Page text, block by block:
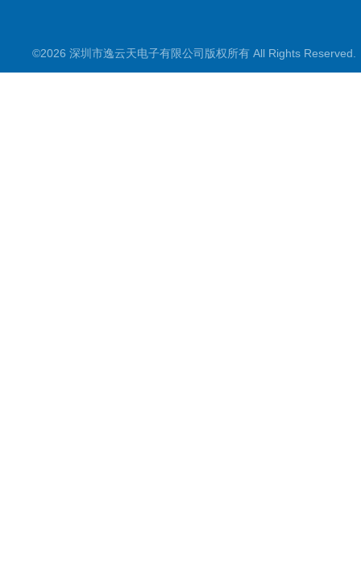
©2026 深圳市逸云天电子有限公司版权所有 All Rights